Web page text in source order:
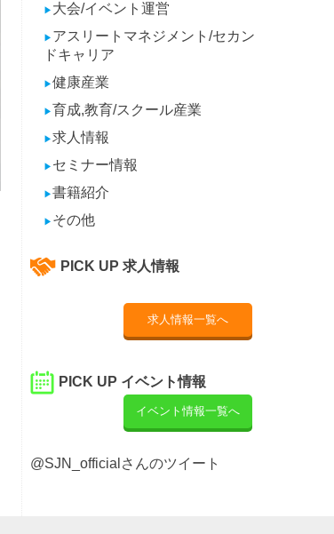
▶ 大会/イベント運営
▶ アスリートマネジメント/セカン
ドキャリア
▶健康産業
▶育成,教育/スクール産業
▶求人情報
▶ セミナー情報
▶書籍紹介
▶ その他
PICK UP 求人情報
求人情報一覧へ
PICK UP イベント情報
イベント情報一覧へ
@SJN_officialさんのツイート